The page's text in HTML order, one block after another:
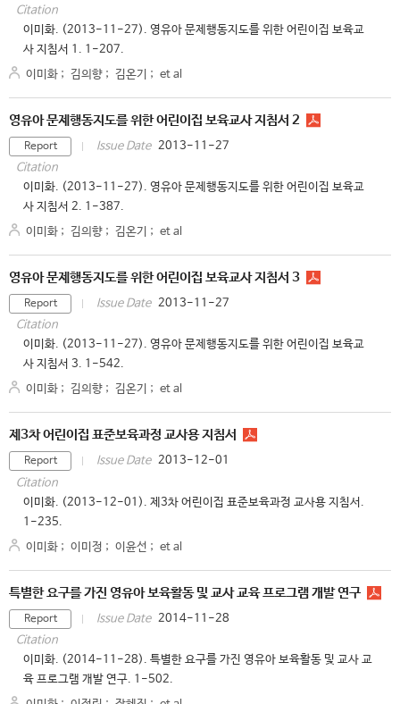
Citation
이미화. (2013-11-27). 영유아 문제행동지도를 위한 어린이집 보육교
사 지침서 1. 1-207.
이미화 ; 김의향 ; 김온기 ; et al
영유아 문제행동지도를 위한 어린이집 보육교사 지침서 2
Report Issue Date 2013-11-27
Citation
이미화. (2013-11-27). 영유아 문제행동지도를 위한 어린이집 보육교
사 지침서 2. 1-387.
이미화 ; 김의향 ; 김온기 ; et al
영유아 문제행동지도를 위한 어린이집 보육교사 지침서 3
Report Issue Date 2013-11-27
Citation
이미화. (2013-11-27). 영유아 문제행동지도를 위한 어린이집 보육교
사 지침서 3. 1-542.
이미화 ; 김의향 ; 김온기 ; et al
제3차 어린이집 표준보육과정 교사용 지침서
Report Issue Date 2013-12-01
Citation
이미화. (2013-12-01). 제3차 어린이집 표준보육과정 교사용 지침서.
1-235.
이미화 ; 이미정 ; 이윤선 ; et al
특별한 요구를 가진 영유아 보육활동 및 교사 교육 프로그램 개발 연구
Report Issue Date 2014-11-28
Citation
이미화. (2014-11-28). 특별한 요구를 가진 영유아 보육활동 및 교사 교
육 프로그램 개발 연구. 1-502.